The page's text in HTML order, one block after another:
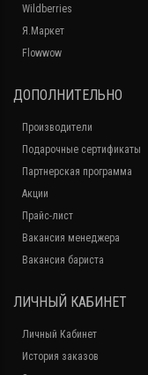
Wildberries
Я.Маркет
Flowwow
ДОПОЛНИТЕЛЬНО
Производители
Подарочные сертификаты
Партнерская программа
Акции
Прайс-лист
Вакансия менеджера
Вакансия бариста
ЛИЧНЫЙ КАБИНЕТ
Личный Кабинет
История заказов